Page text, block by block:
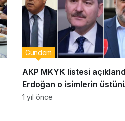
AKP MKYK listesi
Erdoğan o isimlerin
çizdi!
Gündem
1 yıl önce